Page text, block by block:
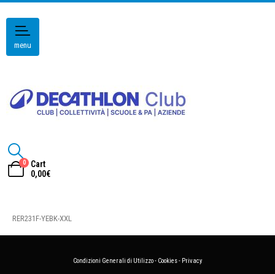
menu
0
Cart
0,00€
RER231F-YEBK-XXL
Condizioni Generali di Utilizzo- Cookies- Privacy